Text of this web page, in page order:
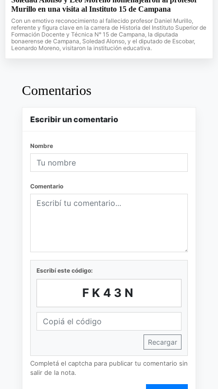
Murillo en una visita al Instituto 15 de Campana
Con un emotivo reconocimiento al fallecido profesor Daniel Murillo,
referente y figura clave en la carrera de Historia del Instituto Superior de
Formación Docente y Técnica N° 15 de Campana, la diputada
bonaerense de Campana, Soledad Alonso, y el diputado de Escobar,
Leonardo Moreno, visitaron la institución educativa.
Comentarios
Escribir un comentario
Nombre
Comentario
Escribí este código:
FK43N
Recargar
Completá el captcha para publicar tu comentario sin
salir de la nota.